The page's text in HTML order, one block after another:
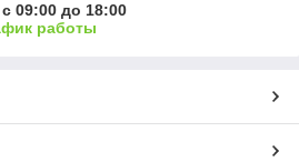
09:00 до 18:00
работы